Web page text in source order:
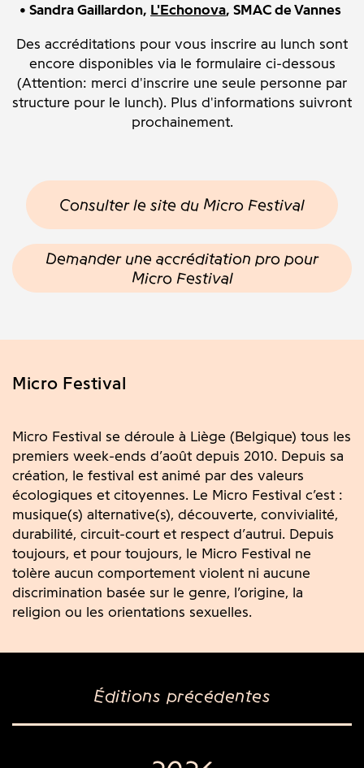
• Sandra Gaillardon, L'Echonova, SMAC de Vannes
Des accréditations pour vous inscrire au lunch sont
encore disponibles via le formulaire ci-dessous
(Attention: merci d'inscrire une seule personne par
structure pour le lunch). Plus d'informations suivront
prochainement.
Consulter le site du Micro Festival
Demander une accréditation pro pour
Micro Festival
Micro Festival
Micro Festival se déroule à Liège (Belgique) tous les
premiers week-ends d’août depuis 2010. Depuis sa
création, le festival est animé par des valeurs
écologiques et citoyennes. Le Micro Festival c’est :
musique(s) alternative(s), découverte, convivialité,
durabilité, circuit-court et respect d’autrui. Depuis
toujours, et pour toujours, le Micro Festival ne
tolère aucun comportement violent ni aucune
discrimination basée sur le genre, l’origine, la
religion ou les orientations sexuelles.
Éditions précédentes